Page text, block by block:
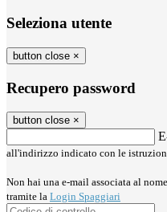
Seleziona utente
button close ×
Recupero password
button close ×
all'indirizzo indicato con le
Non hai una e-mail associata al
tramite la Login Spaggiari